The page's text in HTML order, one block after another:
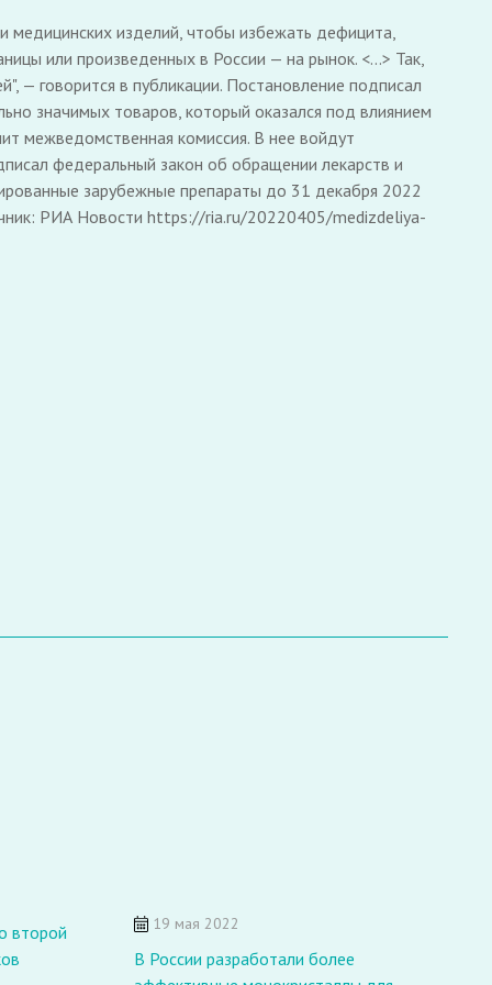
медицинских изделий, чтобы избежать дефицита,
или произведенных в России — на рынок. <...> Так,
— говорится в публикации. Постановление подписал
значимых товаров, который оказался под влиянием
межведомственная комиссия. В нее войдут
федеральный закон об обращении лекарств и
зарубежные препараты до 31 декабря 2022
РИА Новости https://ria.ru/20220405/medizdeliya-
второй
19 мая 2022
В России разработали более